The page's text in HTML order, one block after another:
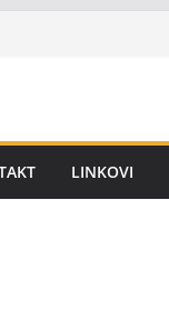
LINKOVI